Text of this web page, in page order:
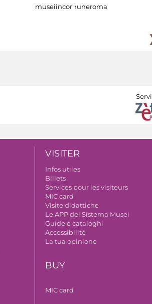
museiincomuneroma
VISITER
Infos utiles
Billets
Services pour les visiteurs
MIC card
Visite didattiche
Le APP del Sistema Musei
Guide e cataloghi
Accessibilité
La tua opinione
BUY
MIC card